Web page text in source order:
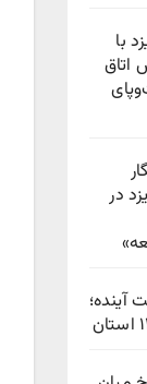
با
اتاق
در
در ۷۲ ساعت آینده؛